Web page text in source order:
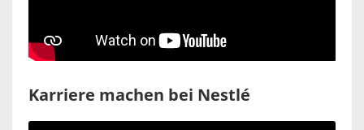
Karriere machen bei Nestlé